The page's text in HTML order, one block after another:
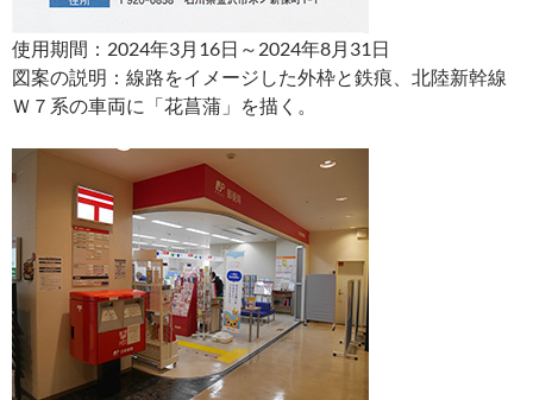
使用期間：2024年3月16日～2024年8月31日
図案の説明：線路をイメージした外枠と鉄痕、北陸新幹線
Ｗ７系の車両に「花菖蒲」を描く。